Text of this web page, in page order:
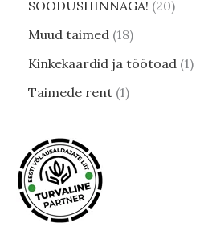
SOODUSHINNAGA! 20
Muud taimed 18
Kinkekaardid ja töötoad 1
Taimede rent 1